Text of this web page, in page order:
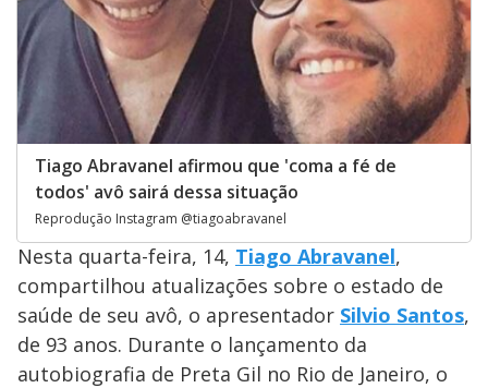
Tiago Abravanel afirmou que 'coma a fé de
todos' avô sairá dessa situação
Reprodução Instagram @tiagoabravanel
Nesta quarta-feira, 14, Tiago Abravanel,
compartilhou atualizações sobre o estado de
saúde de seu avô, o apresentador Silvio Santos,
de 93 anos. Durante o lançamento da
autobiografia de Preta Gil no Rio de Janeiro, o